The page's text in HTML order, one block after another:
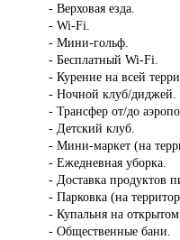
- Верховая езда.
- Wi-Fi.
- Мини-гольф.
- Бесплатный Wi-Fi.
- Курение на всей
- Ночной клуб/диджей.
- Трансфер от/до
- Детский клуб.
- Мини-маркет (на
- Ежедневная уборка.
- Доставка продуктов
- Парковка (на
- Купальня на
- Общественные бани.